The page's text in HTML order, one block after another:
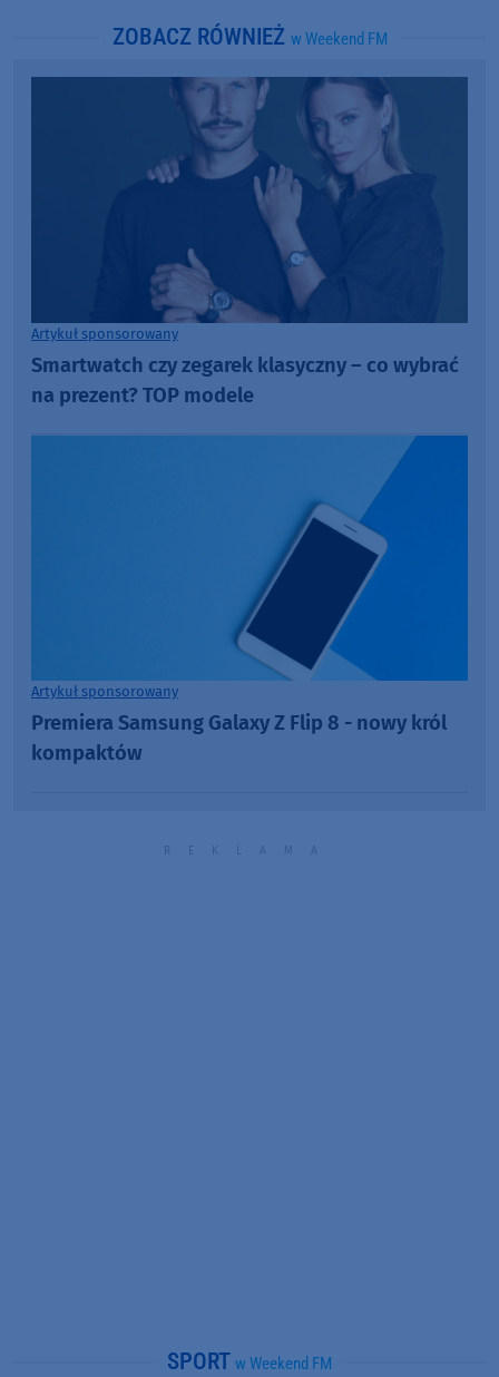
ZOBACZ RÓWNIEŻ w Weekend FM
Artykuł sponsorowany
Smartwatch czy zegarek klasyczny – co wybrać
na prezent? TOP modele
Artykuł sponsorowany
Premiera Samsung Galaxy Z Flip 8 - nowy król
kompaktów
SPORT w Weekend FM